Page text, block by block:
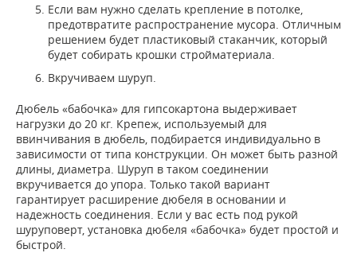
Если вам нужно сделать крепление в потолке,
предотвратите распространение мусора. Отличным
решением будет пластиковый стаканчик, который
будет собирать крошки стройматериала.
Вкручиваем шуруп.
Дюбель «бабочка» для гипсокартона выдерживает
нагрузки до 20 кг. Крепеж, используемый для
ввинчивания в дюбель, подбирается индивидуально в
зависимости от типа конструкции. Он может быть разной
длины, диаметра. Шуруп в таком соединении
вкручивается до упора. Только такой вариант
гарантирует расширение дюбеля в основании и
надежность соединения. Если у вас есть под рукой
шуруповерт, установка дюбеля «бабочка» будет простой и
быстрой.